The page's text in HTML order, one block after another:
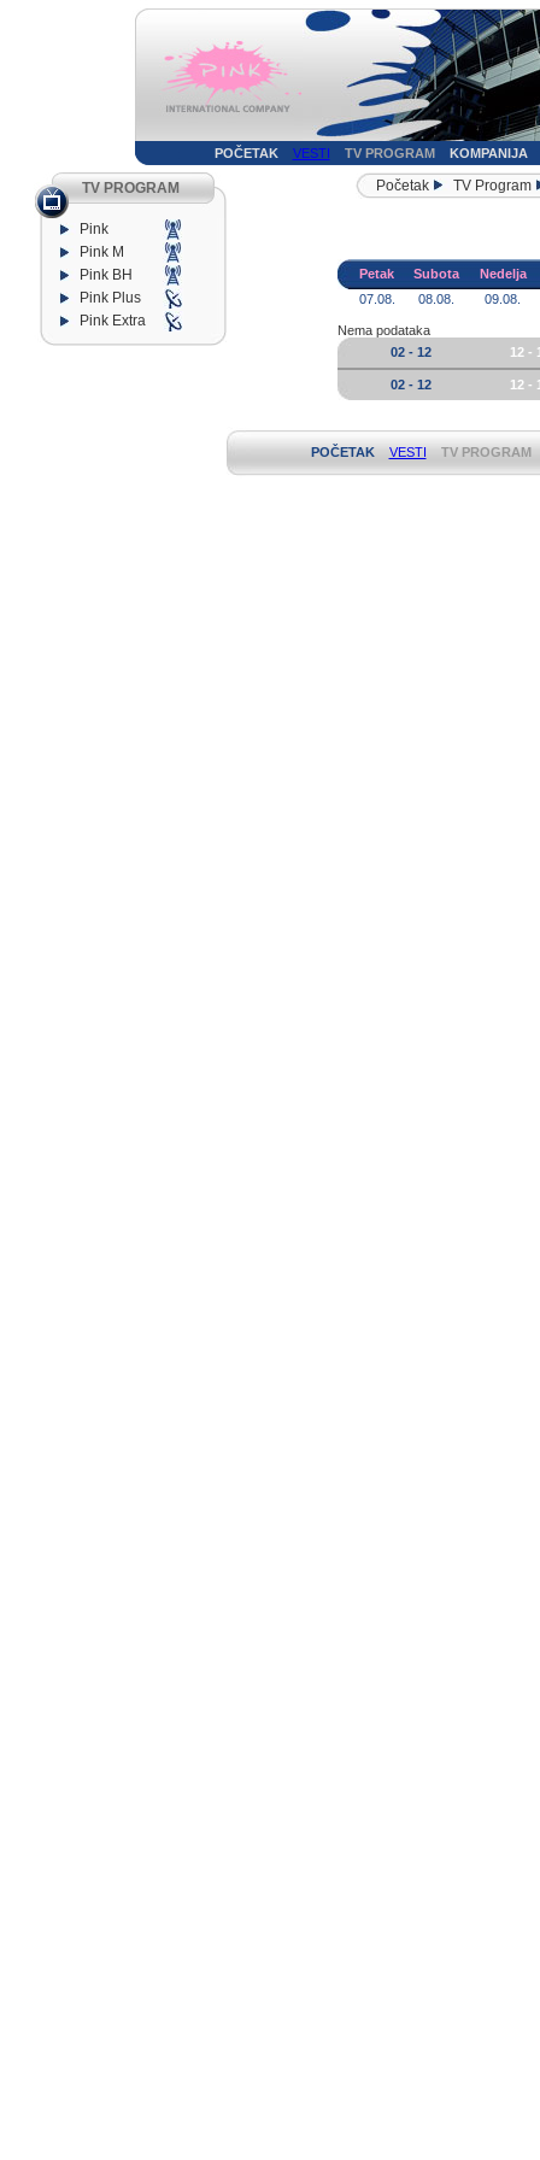
POČETAK VESTI TV PROGRAM KOMPANIJA
TV PROGRAM
Pink
Pink M
Pink BH
Pink Plus
Pink Extra
Početak TV Program
Petak Subota
Nedelja
07.08.
08.08. 09.08.
Nema podataka
02 - 12
12 -
02 - 12 12 -
POČETAK VESTI TV PROGRAM